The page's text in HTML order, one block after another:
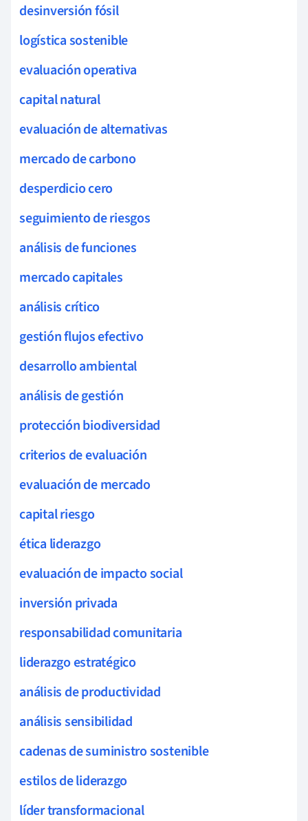
desinversión fósil
logística sostenible
evaluación operativa
capital natural
evaluación de alternativas
mercado de carbono
desperdicio cero
seguimiento de riesgos
análisis de funciones
mercado capitales
análisis crítico
gestión flujos efectivo
desarrollo ambiental
análisis de gestión
protección biodiversidad
criterios de evaluación
evaluación de mercado
capital riesgo
ética liderazgo
evaluación de impacto social
inversión privada
responsabilidad comunitaria
liderazgo estratégico
análisis de productividad
análisis sensibilidad
cadenas de suministro sostenible
estilos de liderazgo
líder transformacional